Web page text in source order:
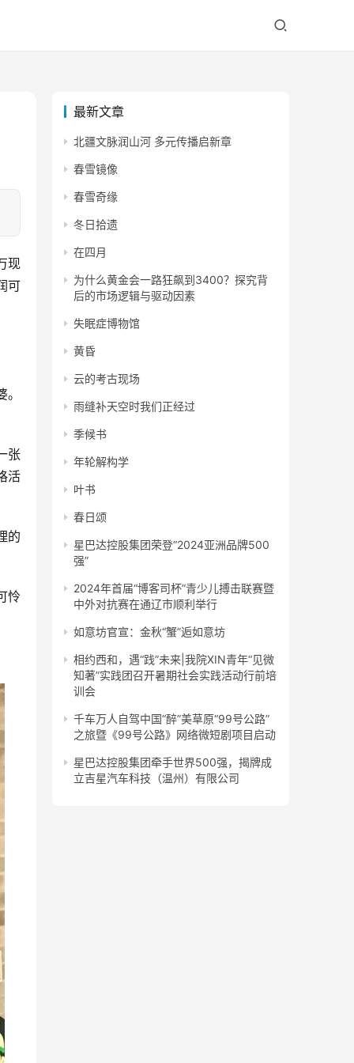
可
活
最新文章
北疆文脉润山河 多元传播启新章
春雪镜像
春雪奇缘
冬日拾遗
在四月
为什么黄金会一路狂飙到3400？探究背
后的市场逻辑与驱动因素
失眠症博物馆
黄昏
云的考古现场
雨缝补天空时我们正经过
季候书
年轮解构学
叶书
春日颂
星巴达控股集团荣登“2024亚洲品牌500
强”
2024年首届“博客司杯”青少儿搏击联赛暨
中外对抗赛在通辽市顺利举行
如意坊官宣：金秋“蟹”逅如意坊
相约西和，遇“践”未来|我院XIN青年“见微
知著”实践团召开暑期社会实践活动行前培
训会
千车万人自驾中国“醉”美草原“99号公路”
之旅暨《99号公路》网络微短剧项目启动
星巴达控股集团牵手世界500强，揭牌成
立吉星汽车科技（温州）有限公司